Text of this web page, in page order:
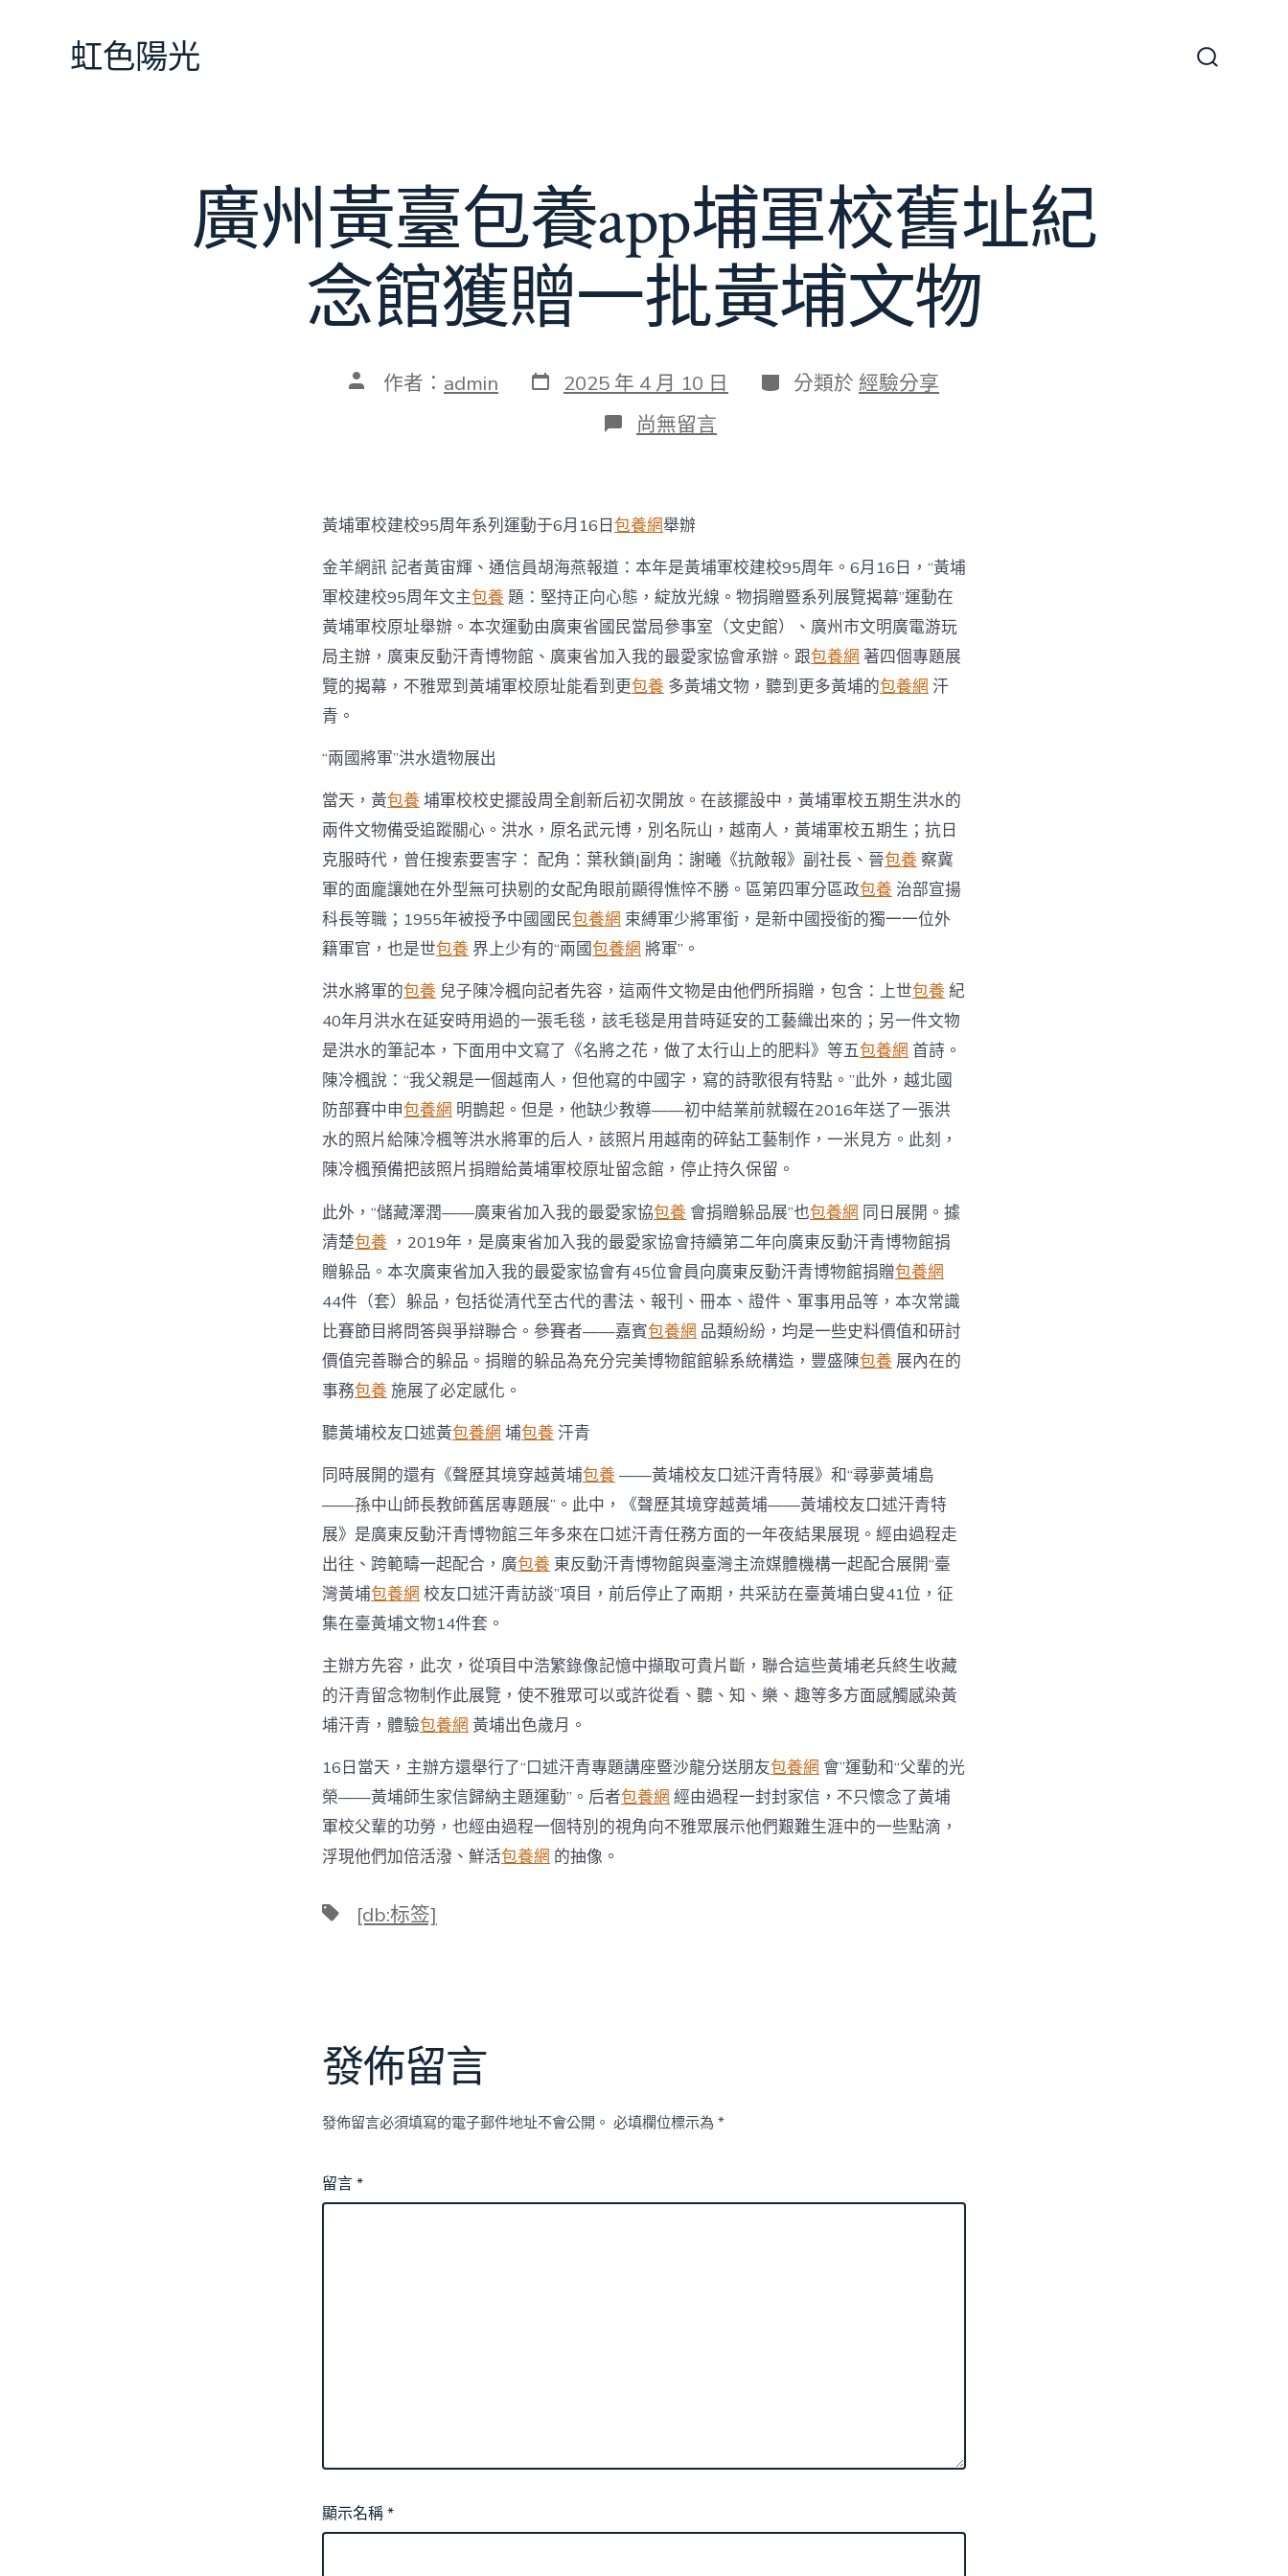
虹色陽光
廣州黃臺包養app埔軍校舊址紀
念館獲贈一批黃埔文物
文 作者： admin 發
表
2025 年 4 月 10 日 分
類
分類於 經驗分享
在
〈廣
包
養
app
埔
軍
校
舊
址
紀
念
批
黃
埔
文
物〉
中
尚無留言
黃埔軍校建校95周年系列運動于6月16日包養網舉辦
金羊網訊 記者黃宙輝、通信員胡海燕報道：本年是黃埔軍校建校95周年。6月16日，“黃埔
軍校建校95周年文主包養 題：堅持正向心態，綻放光線。物捐贈暨系列展覽揭幕”運動在
黃埔軍校原址舉辦。本次運動由廣東省國民當局參事室（文史館）、廣州市文明廣電游玩
局主辦，廣東反動汗青博物館、廣東省加入我的最愛家協會承辦。跟包養網 著四個專題展
覽的揭幕，不雅眾到黃埔軍校原址能看到更包養 多黃埔文物，聽到更多黃埔的包養網 汗
青。
“兩國將軍”洪水遺物展出
當天，黃包養 埔軍校校史擺設周全創新后初次開放。在該擺設中，黃埔軍校五期生洪水的
兩件文物備受追蹤關心。洪水，原名武元博，別名阮山，越南人，黃埔軍校五期生；抗日
克服時代，曾任搜索要害字： 配角：葉秋鎖|副角：謝曦《抗敵報》副社長、晉包養 察冀
軍的面龐讓她在外型無可抉剔的女配角眼前顯得憔悴不勝。區第四軍分區政包養 治部宣揚
科長等職；1955年被授予中國國民包養網 束縛軍少將軍銜，是新中國授銜的獨一一位外
籍軍官，也是世包養 界上少有的“兩國包養網 將軍”。
洪水將軍的包養 兒子陳冷楓向記者先容，這兩件文物是由他們所捐贈，包含：上世包養 紀
40年月洪水在延安時用過的一張毛毯，該毛毯是用昔時延安的工藝織出來的；另一件文物
是洪水的筆記本，下面用中文寫了《名將之花，做了太行山上的肥料》等五包養網 首詩。
陳冷楓說：“我父親是一個越南人，但他寫的中國字，寫的詩歌很有特點。”此外，越北國
防部賽中申包養網 明鵲起。但是，他缺少教導——初中結業前就輟在2016年送了一張洪
水的照片給陳冷楓等洪水將軍的后人，該照片用越南的碎鉆工藝制作，一米見方。此刻，
陳冷楓預備把該照片捐贈給黃埔軍校原址留念館，停止持久保留。
此外，“儲藏澤潤——廣東省加入我的最愛家協包養 會捐贈躲品展”也包養網 同日展開。據
清楚包養 ，2019年，是廣東省加入我的最愛家協會持續第二年向廣東反動汗青博物館捐
贈躲品。本次廣東省加入我的最愛家協會有45位會員向廣東反動汗青博物館捐贈包養網
44件（套）躲品，包括從清代至古代的書法、報刊、冊本、證件、軍事用品等，本次常識
比賽節目將問答與爭辯聯合。參賽者——嘉賓包養網 品類紛紛，均是一些史料價值和研討
價值完善聯合的躲品。捐贈的躲品為充分完美博物館館躲系統構造，豐盛陳包養 展內在的
事務包養 施展了必定感化。
聽黃埔校友口述黃包養網 埔包養 汗青
同時展開的還有《聲歷其境穿越黃埔包養 ——黃埔校友口述汗青特展》和“尋夢黃埔島
——孫中山師長教師舊居專題展”。此中，《聲歷其境穿越黃埔——黃埔校友口述汗青特
展》是廣東反動汗青博物館三年多來在口述汗青任務方面的一年夜結果展現。經由過程走
出往、跨範疇一起配合，廣包養 東反動汗青博物館與臺灣主流媒體機構一起配合展開“臺
灣黃埔包養網 校友口述汗青訪談”項目，前后停止了兩期，共采訪在臺黃埔白叟41位，征
集在臺黃埔文物14件套。
主辦方先容，此次，從項目中浩繁錄像記憶中擷取可貴片斷，聯合這些黃埔老兵終生收藏
的汗青留念物制作此展覽，使不雅眾可以或許從看、聽、知、樂、趣等多方面感觸感染黃
埔汗青，體驗包養網 黃埔出色歲月。
16日當天，主辦方還舉行了“口述汗青專題講座暨沙龍分送朋友包養網 會”運動和“父輩的光
榮——黃埔師生家信歸納主題運動”。后者包養網 經由過程一封封家信，不只懷念了黃埔
軍校父輩的功勞，也經由過程一個特別的視角向不雅眾展示他們艱難生涯中的一些點滴，
浮現他們加倍活潑、鮮活包養網 的抽像。
標 [db:标签]
發佈留言
發佈留言必須填寫的電子郵件地址不會公開。 必填欄位標示為 *
留言*
顯示名稱*